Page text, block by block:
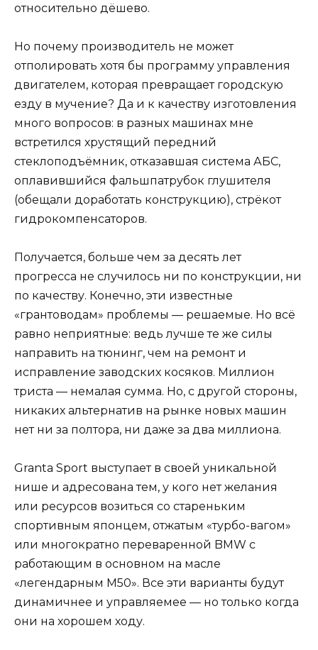
относительно дёшево.
Но почему производитель не может
отполировать хотя бы программу управления
двигателем, которая превращает городскую
езду в мучение? Да и к качеству изготовления
много вопросов: в разных машинах мне
встретился хрустящий передний
стеклоподъёмник, отказавшая система АБС,
оплавившийся фальшпатрубок глушителя
(обещали доработать конструкцию), стрёкот
гидрокомпенсаторов.
Получается, больше чем за десять лет
прогресса не случилось ни по конструкции, ни
по качеству. Конечно, эти известные
«грантоводам» проблемы — решаемые. Но всё
равно неприятные: ведь лучше те же силы
направить на тюнинг, чем на ремонт и
исправление заводских косяков. Миллион
триста — немалая сумма. Но, с другой стороны,
никаких альтернатив на рынке новых машин
нет ни за полтора, ни даже за два миллиона.
Granta Sport выступает в своей уникальной
нише и адресована тем, у кого нет желания
или ресурсов возиться со стареньким
спортивным японцем, отжатым «турбо-вагом»
или многократно переваренной BMW с
работающим в основном на масле
«легендарным M50». Все эти варианты будут
динамичнее и управляемее — но только когда
они на хорошем ходу.